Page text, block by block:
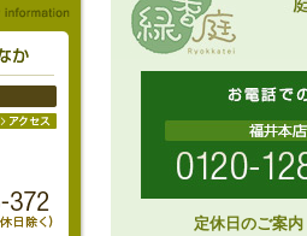
定休日のご案内